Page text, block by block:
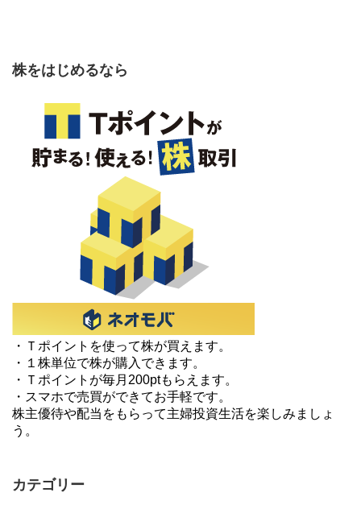
株をはじめるなら
・Ｔポイントを使って株が買えます。
・１株単位で株が購入できます。
・Ｔポイントが毎月200ptもらえます。
・スマホで売買ができてお手軽です。
株主優待や配当をもらって主婦投資生活を楽しみましょ
う。
カテゴリー